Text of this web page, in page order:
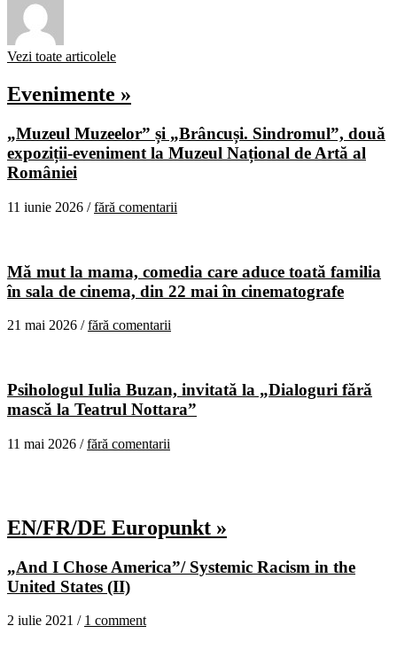
Vezi toate articolele
Evenimente »
„Muzeul Muzeelor” și „Brâncuși. Sindromul”, două
expoziții-eveniment la Muzeul Național de Artă al
României
11 iunie 2026 /fără comentarii
Mă mut la mama, comedia care aduce toată familia
în sala de cinema, din 22 mai în cinematografe
21 mai 2026 /fără comentarii
Psihologul Iulia Buzan, invitată la „Dialoguri fără
mască la Teatrul Nottara”
11 mai 2026 /fără comentarii
EN/FR/DE Europunkt »
„And I Chose America”/ Systemic Racism in the
United States (II)
2 iulie 2021 / 1 comment